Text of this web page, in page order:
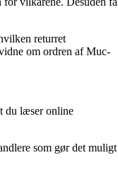
returret
om ordren af Muc-
du læser online
som gør det muligt